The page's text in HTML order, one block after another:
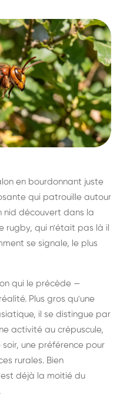
en bourdonnant juste
qui patrouille autour
nid découvert dans la
rugby, qui n'était pas là il
se signale, le plus
qui le précède —
Plus gros qu'une
il se distingue par
activité au crépuscule,
une préférence pour
rurales. Bien
déjà la moitié du